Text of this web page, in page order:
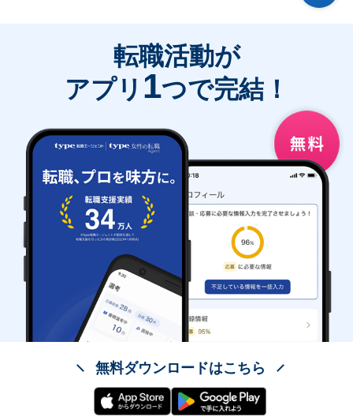
転職活動が
アプリ 1つで完結！
無料ダウンロードはこちら